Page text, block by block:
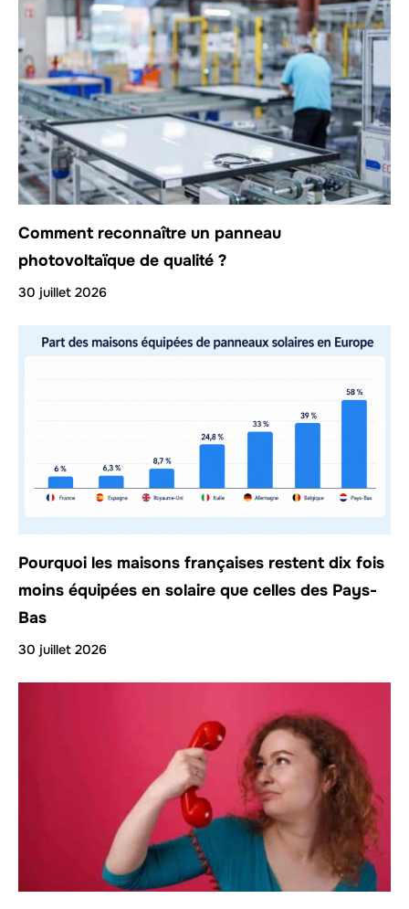
Comment reconnaître un panneau
photovoltaïque de qualité ?
30 juillet 2026
Pourquoi les maisons françaises restent dix fois
moins équipées en solaire que celles des Pays-
Bas
30 juillet 2026